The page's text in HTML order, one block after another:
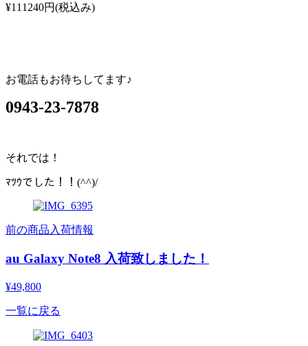
¥111240円(税込み)
お電話もお待ちしてます♪
0943-23-7878
それでは！
ﾏﾂｳでした！！(^^)/
前の商品入荷情報
au Galaxy Note8 入荷致しました！
¥49,800
一覧に戻る